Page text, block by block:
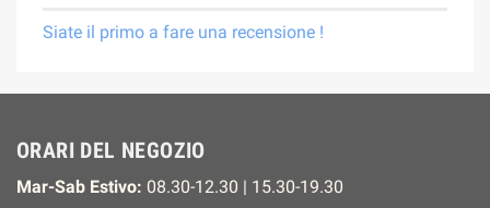
Siate il primo a fare una recensione !
ORARI DEL NEGOZIO
Mar-Sab Estivo: 08.30-12.30 | 15.30-19.30